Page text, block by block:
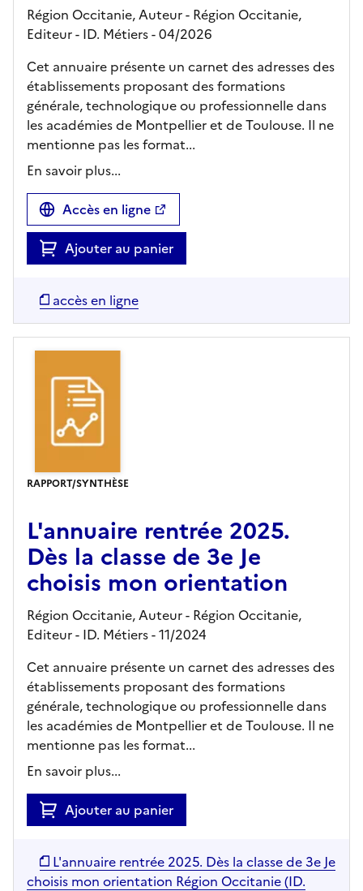
Région Occitanie, Auteur - Région Occitanie,
Editeur- ID. Métiers- 04/2026
Cet annuaire présente un carnet des adresses des
établissements proposant des formations
générale, technologique ou professionnelle dans
les académies de Montpellier et de Toulouse. Il ne
mentionne pas les format...
En savoir plus...
Accès en ligne
Ajouter au panier
accès en ligne
RAPPORT/SYNTHÈSE
L'annuaire rentrée 2025.
Dès la classe de 3e Je
choisis mon orientation
Région Occitanie, Auteur - Région Occitanie,
Editeur- ID. Métiers- 11/2024
Cet annuaire présente un carnet des adresses des
établissements proposant des formations
générale, technologique ou professionnelle dans
les académies de Montpellier et de Toulouse. Il ne
mentionne pas les format...
En savoir plus...
Ajouter au panier
L'annuaire rentrée 2025. Dès la classe de 3e Je
choisis mon orientation Région Occitanie (ID.